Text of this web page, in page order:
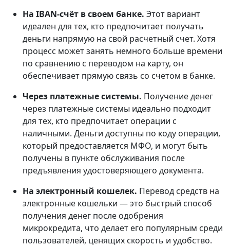
На IBAN-счёт в своем банке. Этот вариант
идеален для тех, кто предпочитает получать
деньги напрямую на свой расчетный счет. Хотя
процесс может занять немного больше времени
по сравнению с переводом на карту, он
обеспечивает прямую связь со счетом в банке.
Через платежные системы. Получение денег
через платежные системы идеально подходит
для тех, кто предпочитает операции с
наличными. Деньги доступны по коду операции,
который предоставляется МФО, и могут быть
получены в пункте обслуживания после
предъявления удостоверяющего документа.
На электронный кошелек. Перевод средств на
электронные кошельки — это быстрый способ
получения денег после одобрения
микрокредита, что делает его популярным среди
пользователей, ценящих скорость и удобство.